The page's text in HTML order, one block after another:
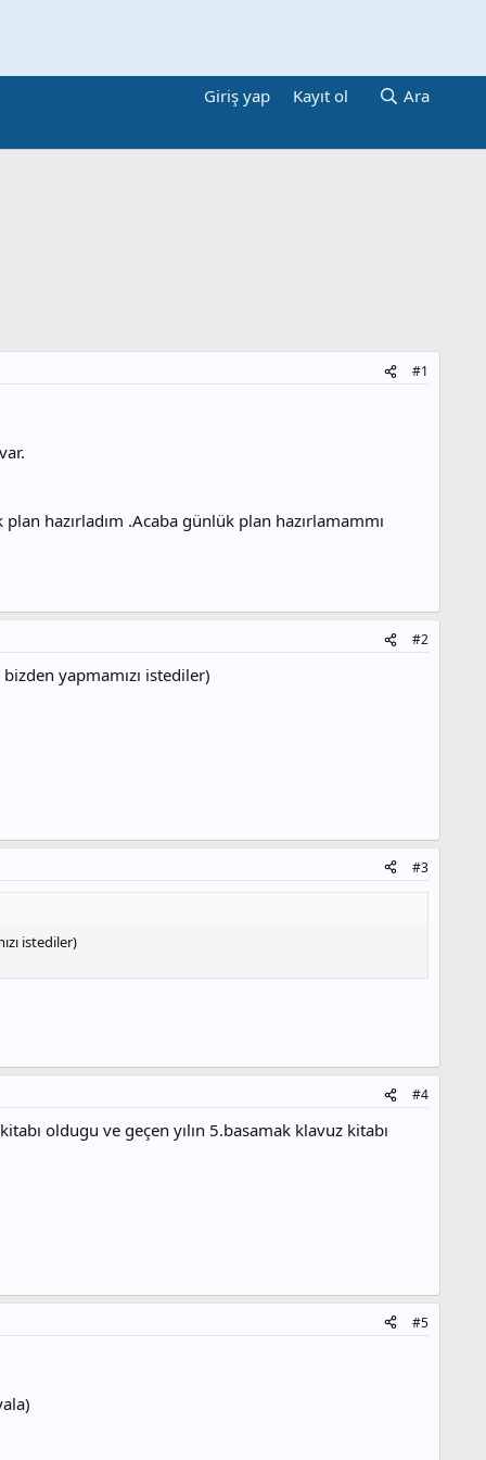
Giriş yap Kayıt ol Ara
#1
hazırladım .Acaba günlük plan hazırlamammı
#2
yapmamızı istediler)
#3
istediler)
#4
oldugu ve geçen yılın 5.basamak klavuz kitabı
#5